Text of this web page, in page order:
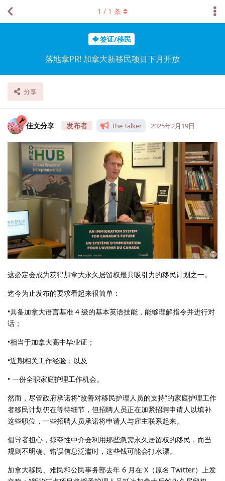
签证/移民
落地拿PR! 加拿大新移民项目下月开放
分享
1 / 1 条
佳文分享 The Talker 2025年2月19日
这必定会成为获得加拿大永久居留权最具吸引力的移民计划之一。
迄今为止发布的要求看起来很简单：
•具备加拿大语言基准 4 级的基本英语技能，能够理解指令并进行对
话；
•相当于加拿大高中毕业证；
•近期相关工作经验；以及
• 一份全职家庭护理工作机会。
然而，尽管政府承诺将“改善对移民护理人员的支持”的家庭护理工作
者移民计划仍在等待细节，但招聘人员正在加紧招聘申请人以填补
这些职位，一些招聘人员承诺将申请人与雇主联系起来。
倡导者担心，掠夺性中介会利用那些急需永久居留权的移民，而当
规则不明确、错误信息泛滥时，这些钱可能会打水漂。
加拿大移民、难民和公民事务部去年 6 月在 X（原名 Twitter）上发